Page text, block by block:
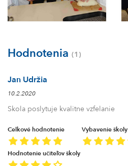
Hodnotenia (1)
Jan Udržia
10.2.2020
Skola poslytuje kvalitne vzfelanie
Celkové hodnotenie Vybavenie školy
Hodnotenie učiteľov školy